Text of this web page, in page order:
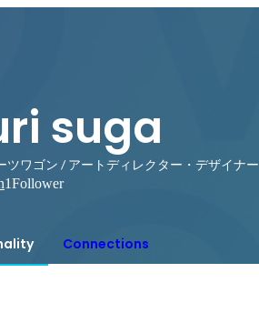
suga
ツワゴン / アートディレクター・デザイナー
1Follower
Connections